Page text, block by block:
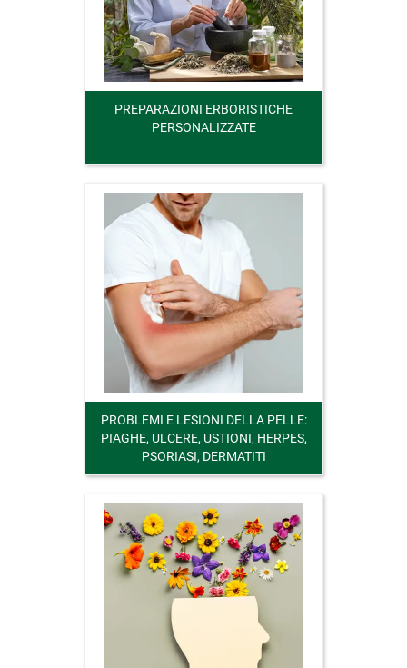
PREPARAZIONI ERBORISTICHE
PERSONALIZZATE
PROBLEMI E LESIONI DELLA PELLE:
PIAGHE, ULCERE, USTIONI, HERPES,
PSORIASI, DERMATITI